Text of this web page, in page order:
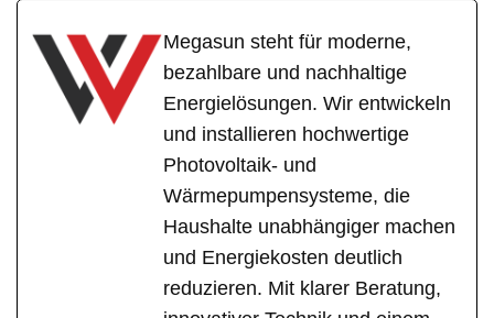
Megasun steht für moderne,
bezahlbare und nachhaltige
Energielösungen. Wir entwickeln
und installieren hochwertige
Photovoltaik- und
Wärmepumpensysteme, die
Haushalte unabhängiger machen
und Energiekosten deutlich
reduzieren. Mit klarer Beratung,